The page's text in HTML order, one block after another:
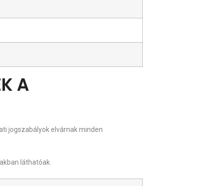
A
jogszabályok elvárnak minden
láthatóak.